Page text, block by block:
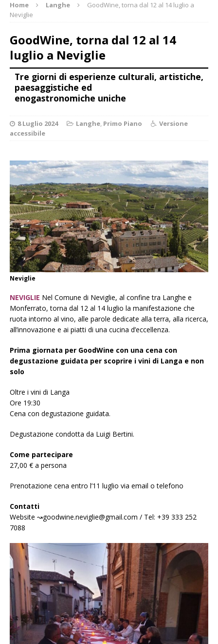
Home Langhe
GoodWine, torna dal 12 al 14 luglio a
Neviglie
GoodWine, torna dal 12 al 14
luglio a Neviglie
Tre giorni di esperienze culturali, artistiche,
paesaggistiche ed
enogastronomiche uniche
8 Luglio 2024 Langhe, Primo Piano
Versione
accessibile
Neviglie
NEVIGLIE Nel Comune di Neviglie, al confine tra Langhe e
Monferrato, torna dal 12 al 14 luglio la manifestazione che
ruota intorno al vino, alle parole dedicate alla terra, alla ricerca,
all’innovazione e ai piatti di una cucina d’eccellenza.
Prima giornata per GoodWine con una cena con
degustazione guidata per scoprire i vini di Langa e non
solo
Oltre i vini di Langa
Ore 19:30
Cena con degustazione guidata.
Degustazione condotta da Luigi Bertini.
Come partecipare
27,00 € a persona
Prenotazione cena entro l’11 luglio via email o telefono
Contatti
Website ↝goodwine.neviglie@gmail.com / Tel: +39 333 252
7088